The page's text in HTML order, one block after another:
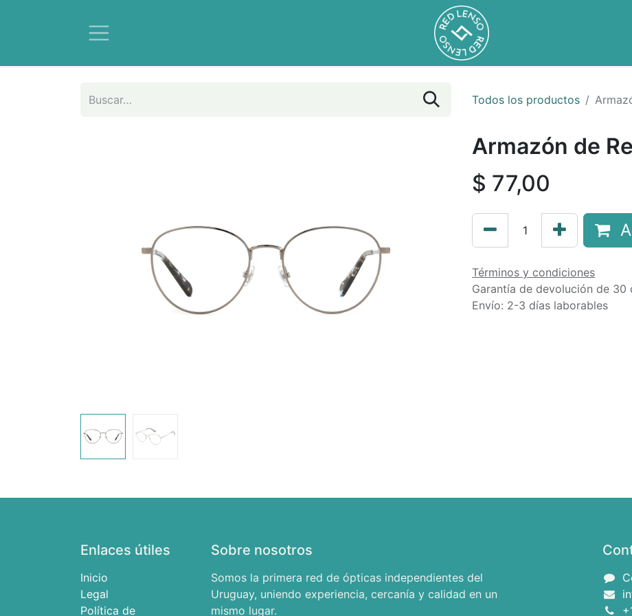
Todos los productos
Armazón de
$ 77,00
Términos y condiciones
Garantía de devolución de 30
Envío: 2-3 días laborables
Enlaces útiles
Inicio
Legal
Política de
Sobre nosotros
Somos la primera red de ópticas independientes del
Uruguay, uniendo experiencia, cercanía y calidad en un
mismo lugar.